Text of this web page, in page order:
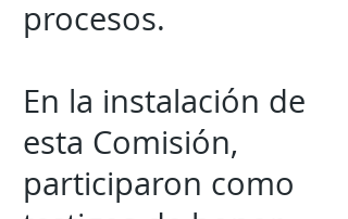
procesos.
En la instalación de
esta Comisión,
participaron como